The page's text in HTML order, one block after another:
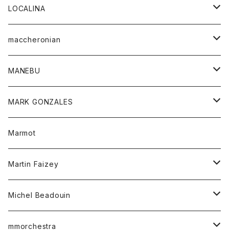
Tシャツ
ベスト
ポロシャツ
ロングスリーブTシャツ
セーター
チュニック
ワンピース
Tシャツ
パンツ
アウター
カットソー
トップス
シャツ
LOCALINA
ロングスリーブテーシャツ
maccheronian
靴
MANEBU
靴
MARK GONZALES
トップス
Tシャツ
Marmot
Martin Faizey
ベルト
Michel Beadouin
トップス
mmorchestra